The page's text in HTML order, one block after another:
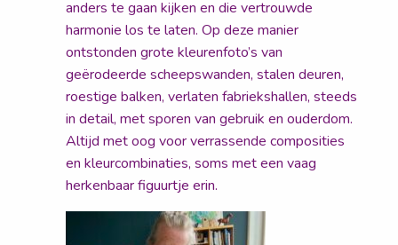
anders te gaan kijken en die vertrouwde
harmonie los te laten. Op deze manier
ontstonden grote kleurenfoto’s van
geërodeerde scheepswanden, stalen deuren,
roestige balken, verlaten fabriekshallen, steeds
in detail, met sporen van gebruik en ouderdom.
Altijd met oog voor verrassende composities
en kleurcombinaties, soms met een vaag
herkenbaar figuurtje erin.